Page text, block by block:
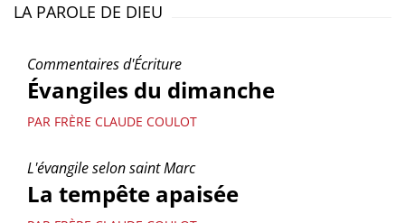
LA PAROLE DE DIEU
Commentaires d'Écriture
Évangiles du dimanche
PAR FRÈRE CLAUDE COULOT
L'évangile selon saint Marc
La tempête apaisée